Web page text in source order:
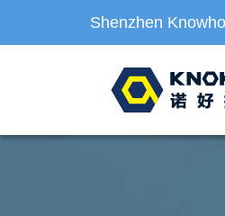
Shenzhen